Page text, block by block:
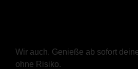
Wir auch. Genieße ab sofort
ohne Risiko.